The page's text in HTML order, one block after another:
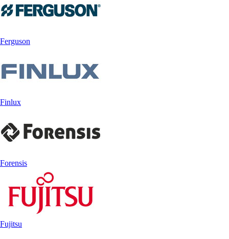
Ferguson
Finlux
Forensis
Fujitsu